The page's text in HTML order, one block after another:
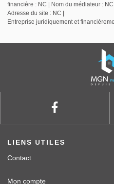
financière : NC | Nom du médiateur : NC
Adresse du site : NC |
Entreprise juridiquement et
LIENS UTILES
Contact
Mon compte